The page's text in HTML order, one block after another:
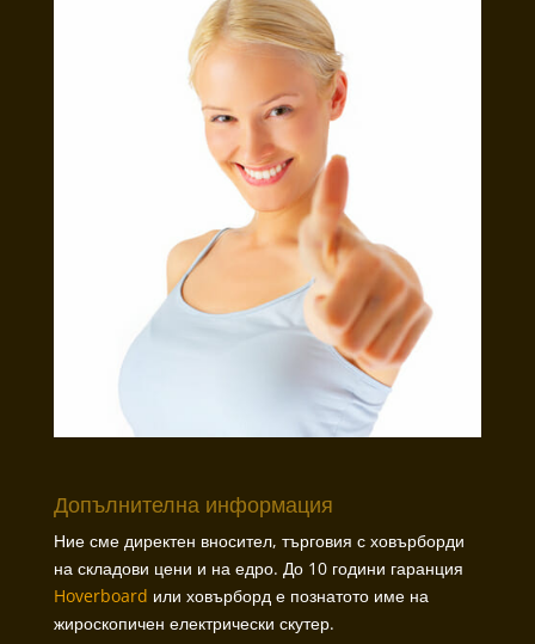
лв.).
Допълнителна информация
Ние сме директен вносител, търговия с ховърборди
на складови цени и на едро. До 10 години гаранция
Hoverboard или ховърборд е познатото име на
жироскопичен електрически скутер.